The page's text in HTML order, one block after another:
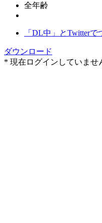
全年齢
「DL中」とTwitterで
ダウンロード
* 現在ログインしていませ